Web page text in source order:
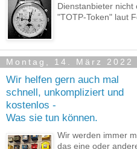
Dienstanbieter
"TOTP-Token" laut
Montag, 14. März 2022
Wir helfen gern auch mal
schnell, unkompliziert und
kostenlos -
Was sie tun können.
Wir werden immer
das eine oder